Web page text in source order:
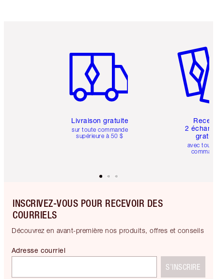
Livraison gratuite
sur toute commande
supérieure à 50 $
2
avec
INSCRIVEZ-VOUS POUR RECEVOIR DES
COURRIELS
Découvrez en avant-première nos produits, offres et conseils
Adresse courriel
S’INSCRIRE